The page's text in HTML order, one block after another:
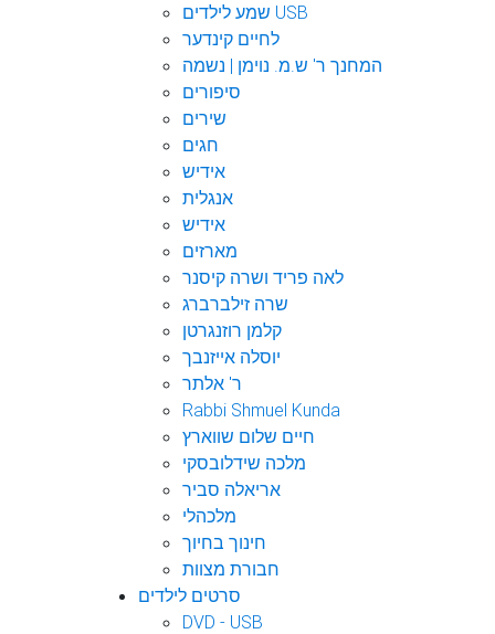
שמע לילדים USB
לחיים קינדער
המחנך ר' ש.מ. נוימן | נשמה
סיפורים
שירים
חגים
אידיש
אנגלית
אידיש
מארזים
לאה פריד ושרה קיסנר
שרה זילברברג
קלמן רוזנגרטן
יוסלה אייזנבך
ר' אלתר
Rabbi Shmuel Kunda
חיים שלום שווארץ
מלכה שידלובסקי
אריאלה סביר
מלכהלי
חינוך בחיוך
חבורת מצוות
סרטים לילדים
DVD - USB